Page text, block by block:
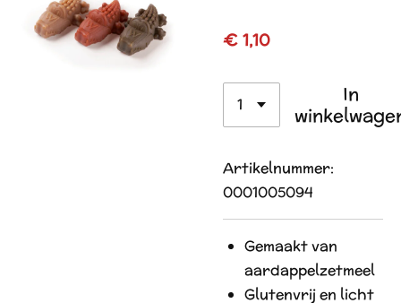
€ 1,10
In
Artikelnummer:
0001005094
Gemaakt van
aardappelzetmeel
Glutenvrij en licht